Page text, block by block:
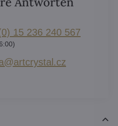
15 236 240 567